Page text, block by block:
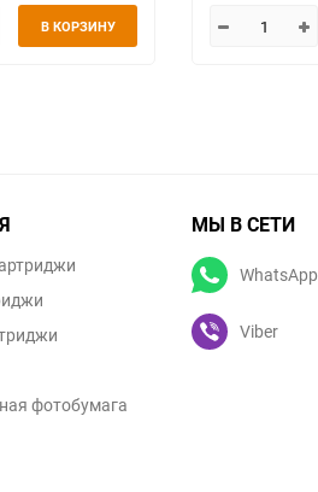
В КОРЗИНУ
фотобумага
МЫ В СЕТИ
WhatsApp
Viber